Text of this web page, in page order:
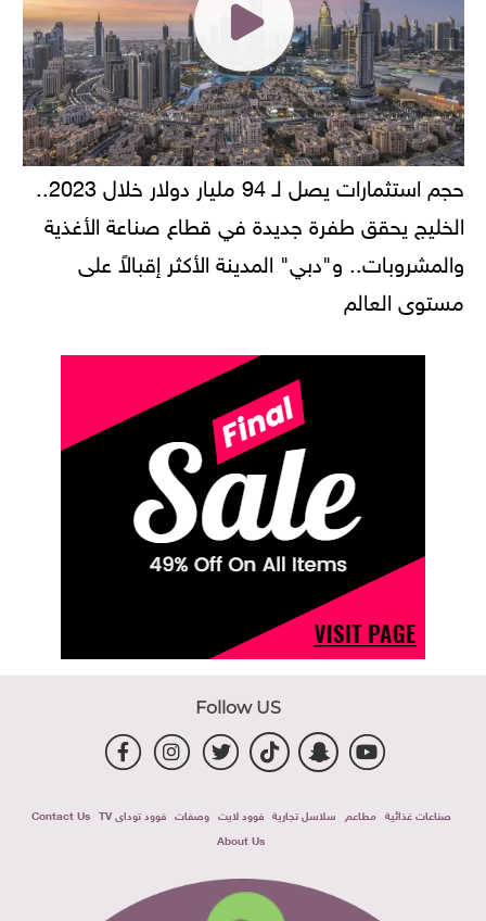
الخليج يحقق طفرة جديدة في قطاع صناعة الأغذية
والمشروبات.. و"دبي" المدينة الأكثر إقبالاً على
مستوى العالم
Follow US
صناعات غذائية مطاعم سلاسل تجارية فوود لايت وصفات فوود توداى TV
Contact Us
About Us